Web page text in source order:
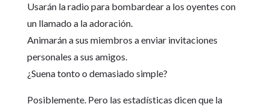
Usarán la radio para bombardear a los oyentes con
un llamado a la adoración.
Animarán a sus miembros a enviar invitaciones
personales a sus amigos.
¿Suena tonto o demasiado simple?
Posiblemente. Pero las estadísticas dicen que la